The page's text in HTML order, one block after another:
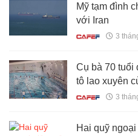
Mỹ tạm đình
với Iran
3
Cụ bà 70 tuổi
tô lao xuyên
nằm ở tầng
3
Hai quỹ